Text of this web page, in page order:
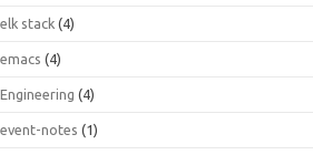
elk stack (4)
emacs (4)
Engineering (4)
event-notes (1)